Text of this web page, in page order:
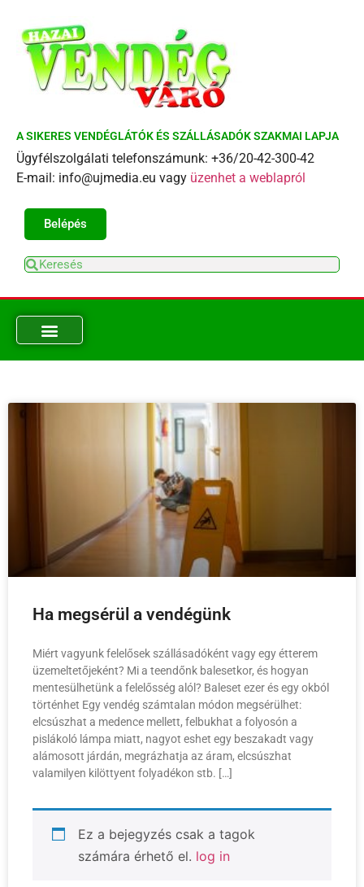
A SIKERES VENDÉGLÁTÓK ÉS SZÁLLÁSADÓK SZAKMAI LAPJA
Ügyfélszolgálati telefonszámunk: +36/20-42-300-42
E-mail: info@ujmedia.eu vagy üzenhet a weblapról
Belépés
Ha megsérül a vendégünk
Miért vagyunk felelősek szállásadóként vagy egy étterem
üzemeltetőjeként? Mi a teendőnk balesetkor, és hogyan
mentesülhetünk a felelősség alól? Baleset ezer és egy okból
történhet Egy vendég számtalan módon megsérülhet:
elcsúszhat a medence mellett, felbukhat a folyosón a
pislákoló lámpa miatt, nagyot eshet egy beszakadt vagy
alámosott járdán, megrázhatja az áram, elcsúszhat
valamilyen kilöttyent folyadékon stb. […]
Ez a bejegyzés csak a tagok
számára érhető el. log in